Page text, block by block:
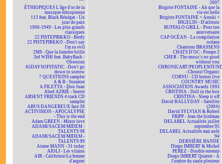
ÉTHIOPIQUES L'âge d'or de la
musique éthiopienne
113 feat. Black Rénégat - Un
jour de paix
1900-1949 - Les plus grands
classiques
22 PISTEPIRKKO - Birdy
22 PISTEPIRKKO - Don't say
I'm so evil
2MS - Que la lumière brille
3rd WISH feat. BabyBash -
Obsesion
65DAYSOFSTATIC - Don't go
down to sorrow
7 QUESTIONS sampler
A & B - Suzanne
A FILETTA - Don Juan
Abed AZRIÉ - Suerte
ABSENT FRIENDS 4 track CD
sampler
ABUS DANGEREUX face 39
ACTIVISION - APOCALYPSE
- This is the end
Adam GREEN - Minor love
ADAMI/SACEM/MIDEM -
TALENTS 98
ADAMI/SACEM/MIDEM -
TALENTS 99
Aimee MANN - 31 today
AÏOLI - Les vilains
AIR - Californie/La femme
d'argent
2007
Brigitte FONTAINE - Ah que la
vie est belle
Brigitte FONTAINE + Areski +
HIGELIN - D'ailleurs
BUFFALO GRILL - Pour ton
anniversaire
CAP OCÉAN - La compilation
océane
Chantons BRASSENS
CHATS D'OC - Pompe 2
CHER - The music's no good
without you
CHRONICART/
- Chronic'Organic
CORNU - CD bonus live
COUNTRY MUSIC
ASSOCIATION Awards 1993
CRISTINA - Doll in the box
CRISTINA - Sleep it off
David HALLYDAY - Satellite
(2004)
David SYLVIAN & Robert
FRIPP - Jean the birdman
DELABEL Actualités juillet
septembre 95
DELABEL Actualités mai août
94
DERNIÈRE BANDE
Diego IMBERT & Michel
PEREZ - Double entente
Diego IMBERT Quartet - À
l'ombre du saule pleureur